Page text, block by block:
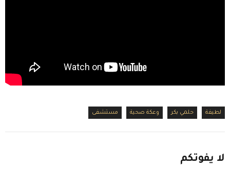
لطيفة حلمي بكر وعكة صحية مستشفى
لا يفوتكم